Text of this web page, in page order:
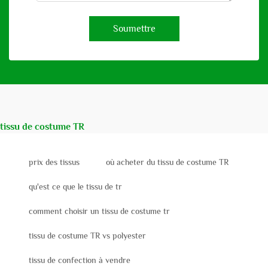
Soumettre
tissu de costume TR
prix des tissus où acheter du tissu de costume TR
qu'est ce que le tissu de tr
comment choisir un tissu de costume tr
tissu de costume TR vs polyester
tissu de confection à vendre